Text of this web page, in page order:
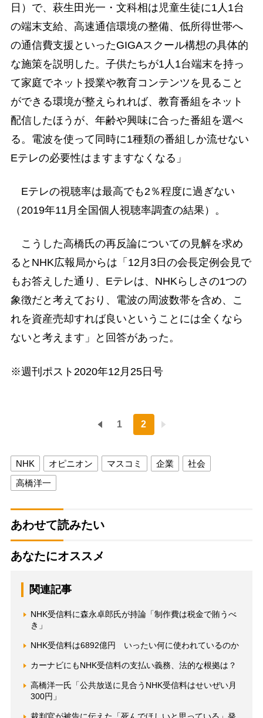
日）で、萩生田光一・文科相は児童生徒に1人1台
の端末支給、高速通信環境の整備、低所得世帯へ
の通信費支援といったGIGAスクール構想の具体的
な施策を説明した。子供たちが1人1台端末を持っ
て家庭でネット授業や教育コンテンツを見ること
ができる環境が整えられれば、教育番組をネット
配信したほうが、年齢や興味に合った番組を選べ
る。電波を使って同時に1種類の番組しか流せない
Eテレの必要性はますますなくなる」
Eテレの視聴率は最高でも2％程度に過ぎない
（2019年11月全国個人視聴率調査の結果）。
こうした高橋氏の再反論についての見解を求め
るとNHK広報局からは「12月3日の会長定例会見で
もお答えした通り、Eテレは、NHKらしさの1つの
象徴だと考えており、電波の周波数帯を含め、こ
れを資産売却すれば良いということには全くなら
ないと考えます」と回答があった。
※週刊ポスト2020年12月25日号
1 2
NHK オピニオン マスコミ 企業
社会
高橋洋一
あわせて読みたい
あなたにオススメ
関連記事
NHK受信料に森永卓郎氏が持論「制作費は税金で賄うべ
き」
NHK受信料は6892億円 いったい何に使われているのか
カーナビにもNHK受信料の支払い義務、法的な根拠は？
高橋洋一氏「公共放送に見合うNHK受信料はせいぜい月
300円」
裁判官が被告に伝えた「死んでほしいと思っている」発